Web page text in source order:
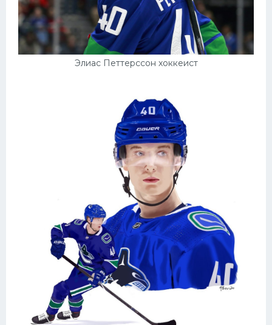
Элиас Петтерссон хоккеист